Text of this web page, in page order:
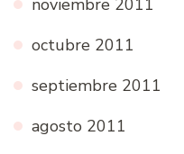
noviembre 2011
octubre 2011
septiembre 2011
agosto 2011